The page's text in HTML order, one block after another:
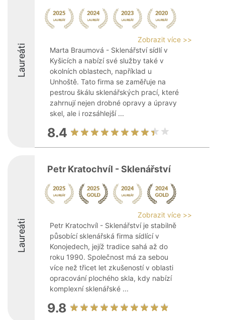
Laureáti
Zobrazit více >>
Marta Braumová - Sklenářství sídlí v
Kyšicích a nabízí své služby také v
okolních oblastech, například u
Unhoště. Tato firma se zaměřuje na
pestrou škálu sklenářských prací, které
zahrnují nejen drobné opravy a úpravy
skel, ale i rozsáhlejší ...
8.4
Laureáti
Petr Kratochvíl - Sklenářství
Zobrazit více >>
Petr Kratochvíl - Sklenářství je stabilně
působící sklenářská firma sídlící v
Konojedech, jejíž tradice sahá až do
roku 1990. Společnost má za sebou
více než třicet let zkušeností v oblasti
opracování plochého skla, kdy nabízí
komplexní sklenářské ...
9.8